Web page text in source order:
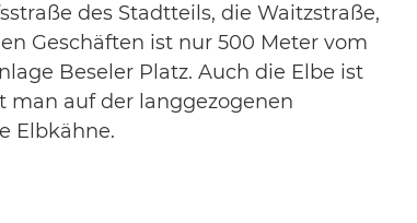
des Stadtteils, die Waitzstraße,
Geschäften ist nur 500 Meter vom
Beseler Platz. Auch die Elbe ist
man auf der langgezogenen
Elbkähne.